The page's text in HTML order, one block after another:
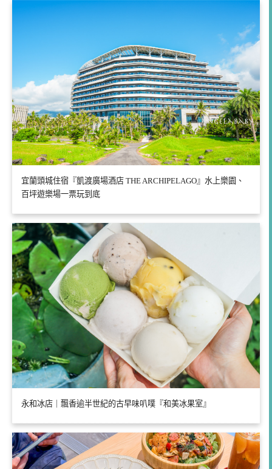
宜蘭頭城住宿『凱渡廣場酒店 THE ARCHIPELAGO』水上樂園、
百坪遊樂場一票玩到底
永和冰店｜飄香逾半世紀的古早味叭噗『和美冰果室』